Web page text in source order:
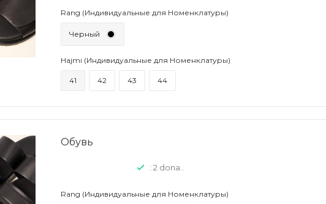
Rang (Индивидуальные для Номенклатуры)
Черный
Hajmi (Индивидуальные для Номенклатуры)
41 42 43 44
Обувь
: 2 dona..
Rang (Индивидуальные для Номенклатуры)